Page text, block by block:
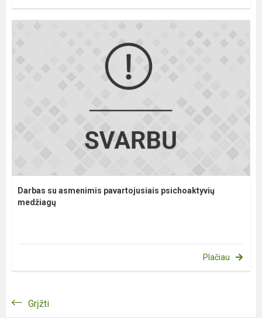
Darbas su asmenimis pavartojusiais psichoaktyvių
medžiagų
Plačiau
Grįžti